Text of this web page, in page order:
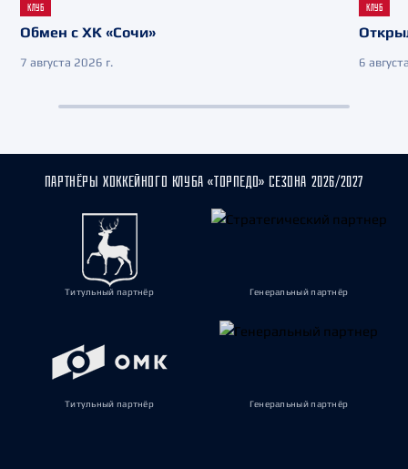
КЛУБ
Обмен с ХК «Сочи»
7 августа 2026 г.
КЛУБ
6
ПАРТНЁРЫ ХОККЕЙНОГО КЛУБА «ТОРПЕДО» СЕЗОНА 2026/2027
Титульный партнёр Генеральный партнёр
Титульный партнёр Генеральный партнёр